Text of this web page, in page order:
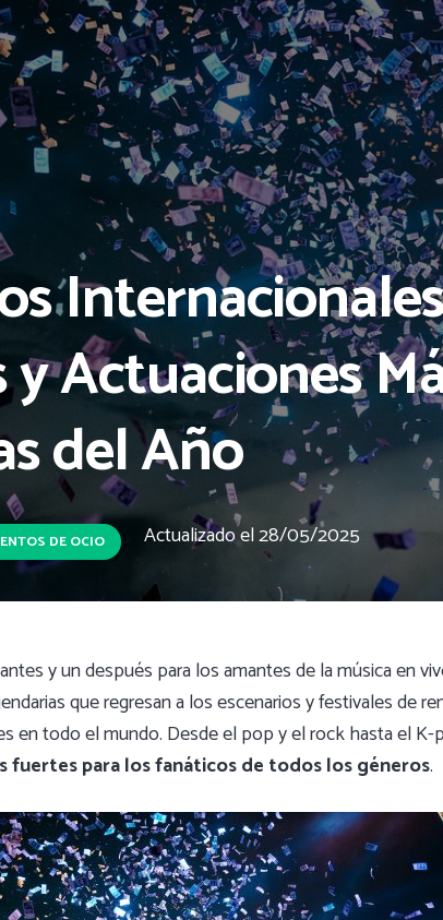
y Actuaciones
del Año
DE OCIO Actualizado el28/05/2025
y un después para los amantes de la música en
que regresan a los escenarios y festivales de
en todo el mundo. Desde el pop y el rock hasta el K-
fuertes para los fanáticos de todos los géneros.